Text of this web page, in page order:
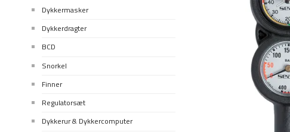
Dykkermasker
Dykkerdragter
BCD
Snorkel
Finner
Regulatorsæt
Dykkerur & Dykkercomputer